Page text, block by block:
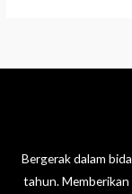
Bergerak dalam
tahun.